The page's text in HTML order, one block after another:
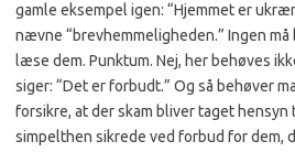
gamle eksempel igen: “Hjemmet er
nævne “brevhemmeligheden.” Ingen
læse dem. Punktum. Nej, her behøves
siger: “Det er forbudt.” Og så behøver
forsikre, at der skam bliver taget
simpelthen sikrede ved forbud for dem,